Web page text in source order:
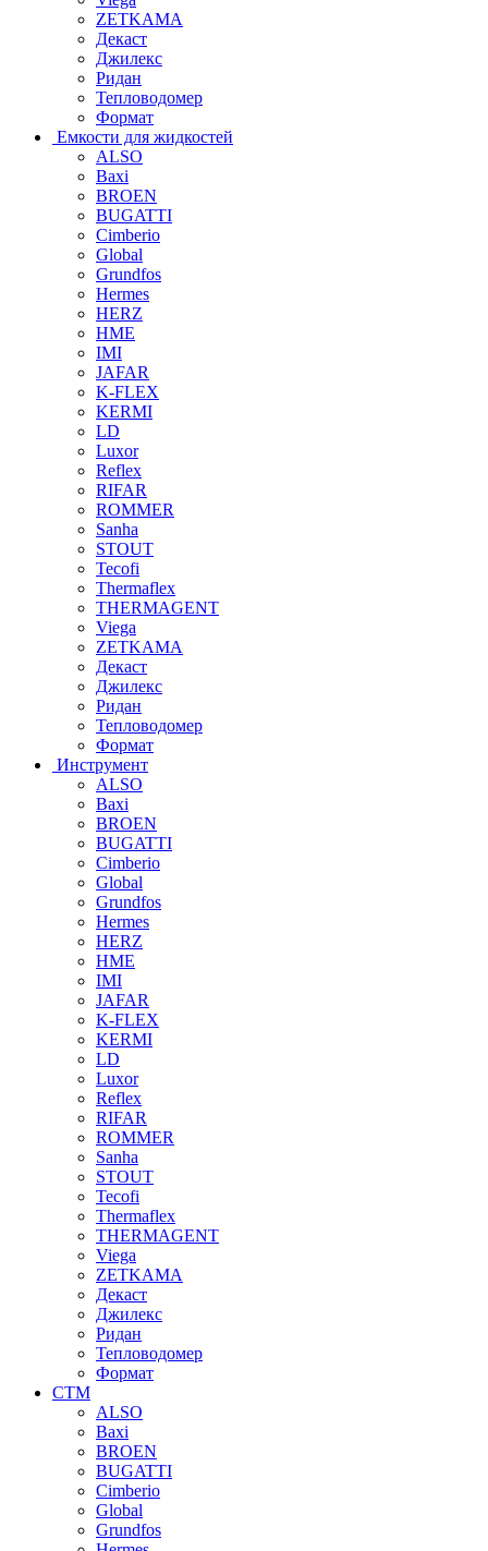
ZETKAMA
Декаст
Джилекс
Ридан
Тепловодомер
Формат
Емкости для жидкостей
ALSO
Baxi
BROEN
BUGATTI
Cimberio
Global
Grundfos
Hermes
HERZ
HME
IMI
JAFAR
K-FLEX
KERMI
LD
Luxor
Reflex
RIFAR
ROMMER
Sanha
STOUT
Tecofi
Thermaflex
THERMAGENT
Viega
ZETKAMA
Декаст
Джилекс
Ридан
Тепловодомер
Формат
Инструмент
ALSO
Baxi
BROEN
BUGATTI
Cimberio
Global
Grundfos
Hermes
HERZ
HME
IMI
JAFAR
K-FLEX
KERMI
LD
Luxor
Reflex
RIFAR
ROMMER
Sanha
STOUT
Tecofi
Thermaflex
THERMAGENT
Viega
ZETKAMA
Декаст
Джилекс
Ридан
Тепловодомер
Формат
СТМ
ALSO
Baxi
BROEN
BUGATTI
Cimberio
Global
Grundfos